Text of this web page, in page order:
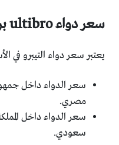
سعر دواء ultibro بريزهالر
يعتبر سعر دواء التيبرو في
مصري.
سعودي.